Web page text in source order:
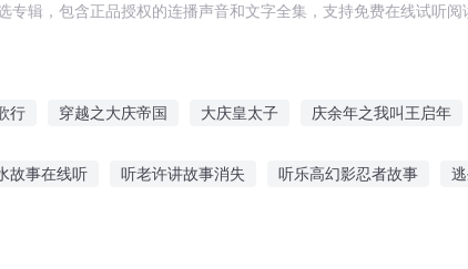
辑，包含正品授权的连播声音和文字全集，支持免费在线试听阅
行 穿越之大庆帝国 大庆皇太子 庆余年之我叫王启年
故事在线听 听老许讲故事消失 听乐高幻影忍者故事